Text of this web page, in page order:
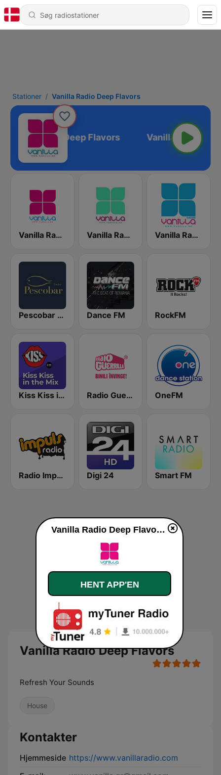
Stationer Vanilla Radio Deep Flavors
Vanilla Radio Deep Flavors
Vanilla Radio Deep Vanilla Radio - Fresh Flavors Vanilla Radio - Smooth Flavors
Pescobar Radio Dance FM RockFM
Kiss Kiss in the Mix Radio Radio Guerrilla OneFM
Radio Impuls 101.5 FM Digi 24 Smart FM
Vanilla Radio Deep Flavors
Refresh Your Sounds
House
Kontakter
Hjemmeside https://www.vanillaradio.com
Vanilla Radio Deep Flavors direkte
HENT APP'EN